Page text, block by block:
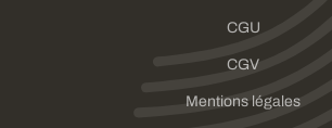
CGU
CGV
Mentions légales